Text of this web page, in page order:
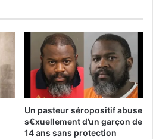
Un pasteur séropositif abuse
s€xuellement d’un garçon de
14 ans sans protection